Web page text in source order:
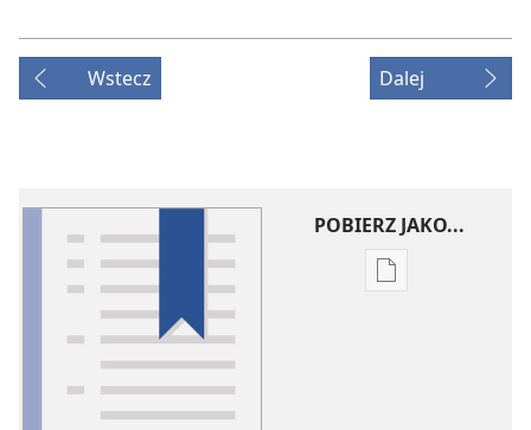
Wstecz Dalej
POBIERZ JAKO...
Ustawienia